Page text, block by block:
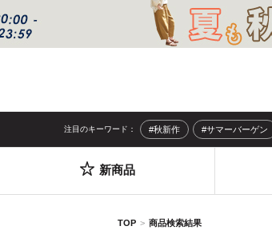
注目のキーワード： #秋新作 #サマーバーゲン
新商品
TOP 商品検索結果